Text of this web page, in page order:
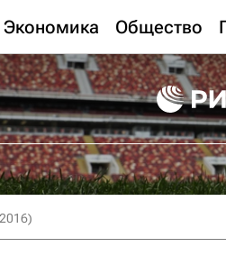
Экономика Общество